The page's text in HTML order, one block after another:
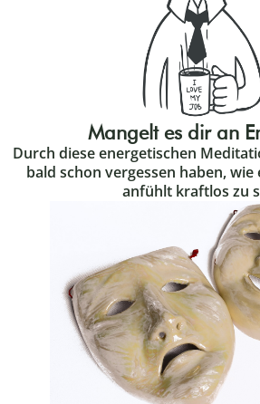
Mangelt es dir an
Durch diese energetischen
bald schon vergessen haben,
anfühlt kraftlos zu